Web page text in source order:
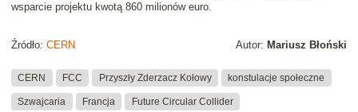
wsparcie projektu kwotą 860 milionów euro.
Autor: Mariusz Błoński
Źródło: CERN
CERN FCC Przyszły Zderzacz Kołowy konstulacje społeczne
Szwajcaria Francja Future Circular Collider